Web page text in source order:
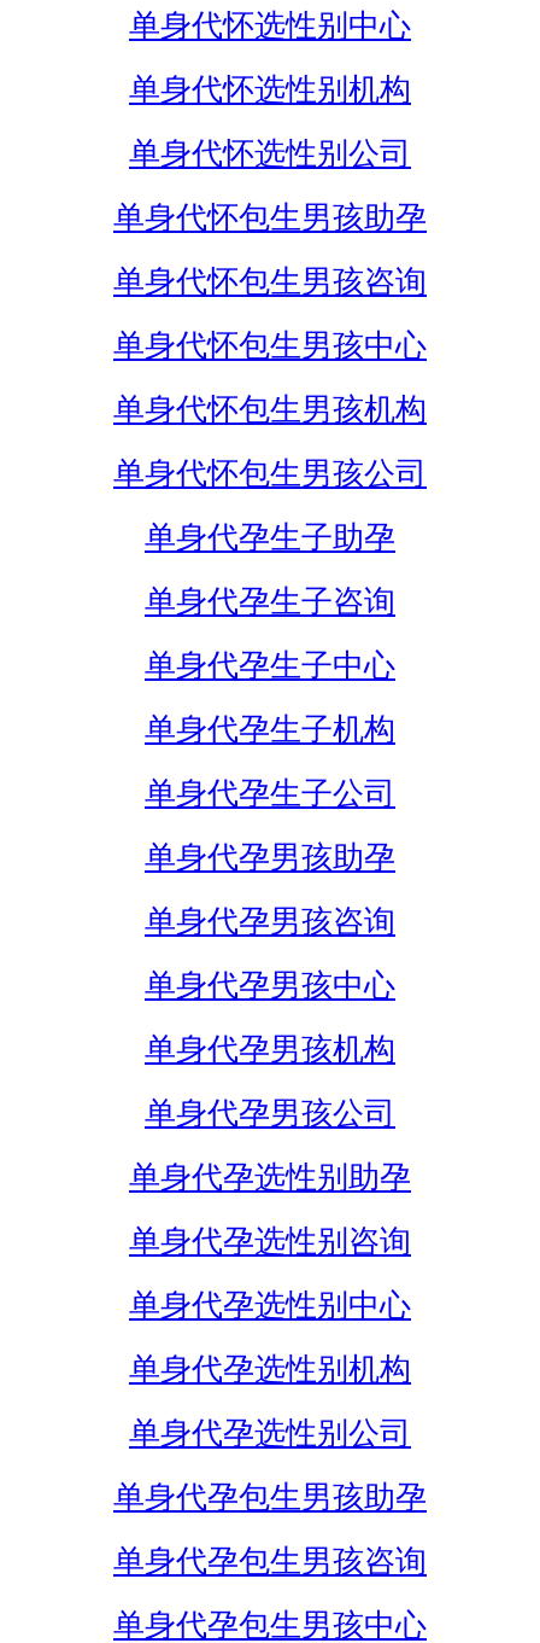
单身代怀选性别中心
单身代怀选性别机构
单身代怀选性别公司
单身代怀包生男孩助孕
单身代怀包生男孩咨询
单身代怀包生男孩中心
单身代怀包生男孩机构
单身代怀包生男孩公司
单身代孕生子助孕
单身代孕生子咨询
单身代孕生子中心
单身代孕生子机构
单身代孕生子公司
单身代孕男孩助孕
单身代孕男孩咨询
单身代孕男孩中心
单身代孕男孩机构
单身代孕男孩公司
单身代孕选性别助孕
单身代孕选性别咨询
单身代孕选性别中心
单身代孕选性别机构
单身代孕选性别公司
单身代孕包生男孩助孕
单身代孕包生男孩咨询
单身代孕包生男孩中心